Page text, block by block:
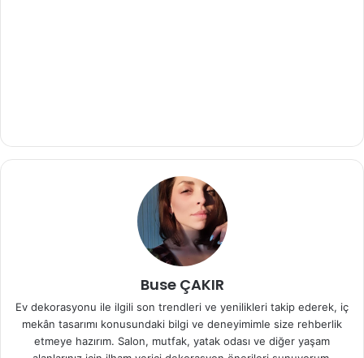
Buse ÇAKIR
Ev dekorasyonu ile ilgili son trendleri ve yenilikleri takip ederek, iç
mekân tasarımı konusundaki bilgi ve deneyimimle size rehberlik
etmeye hazırım. Salon, mutfak, yatak odası ve diğer yaşam